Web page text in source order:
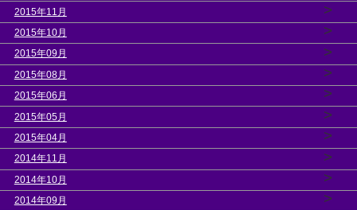
2015年11月 >
2015年10月 >
2015年09月 >
2015年08月 >
2015年06月 >
2015年05月 >
2015年04月 >
2014年11月 >
2014年10月 >
2014年09月 >